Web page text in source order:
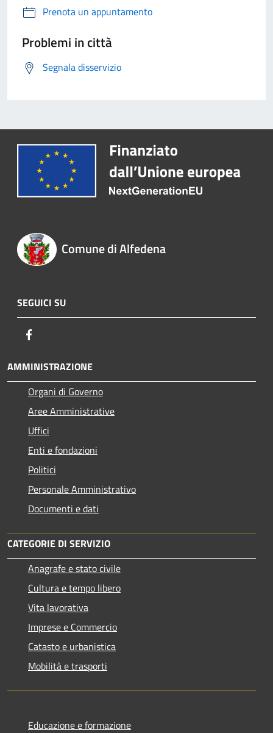
Prenota un appuntamento
Problemi in città
Segnala disservizio
Comune di Alfedena
SEGUICI SU
AMMINISTRAZIONE
Organi di Governo
Aree Amministrative
Uffici
Enti e fondazioni
Politici
Personale Amministrativo
Documenti e dati
CATEGORIE DI SERVIZIO
Anagrafe e stato civile
Cultura e tempo libero
Vita lavorativa
Imprese e Commercio
Catasto e urbanistica
Mobilità e trasporti
Educazione e formazione